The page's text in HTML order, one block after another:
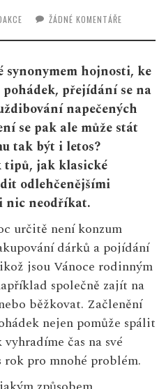
ŽÁDNÉ KOMENTÁŘE
synonymem hojnosti, ke
přejídání se na
napečených
se pak ale může stát
tak být i letos?
tipů, jak klasické
odlehčenějšími
nic neodříkat.
určitě není konzum
dárků a pojídání
jsou Vánoce rodinným
společně zajít na
běžkovat. Začlenění
nejen pomůže spálit
čas na své
pro mnohé problém.